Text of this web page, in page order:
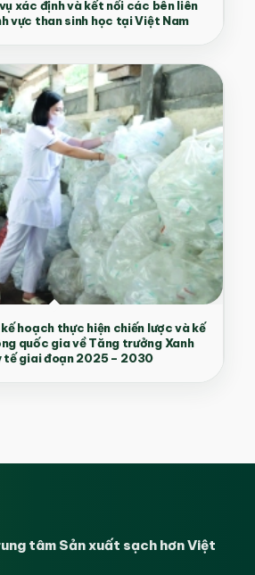
xác định và kết nối các bên liên
vực than sinh học tại Việt Nam
hoạch thực hiện chiến lược và kế
quốc gia về Tăng trưởng Xanh
tế giai đoạn 2025 – 2030
tâm Sản xuất sạch hơn Việt